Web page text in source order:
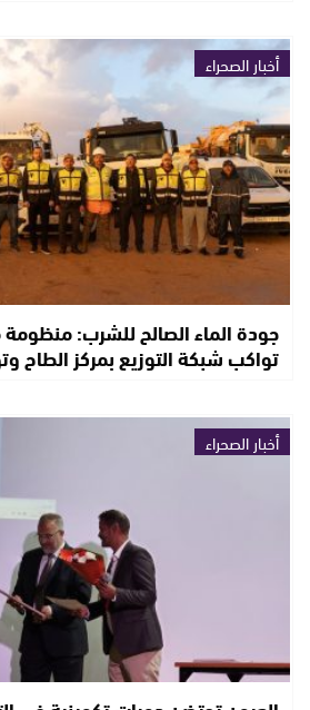
أخبار الصحراء
جودة الماء الصالح للشرب: منظومة
تواكب شبكة التوزيع بمركز الطاح
أخبار الصحراء